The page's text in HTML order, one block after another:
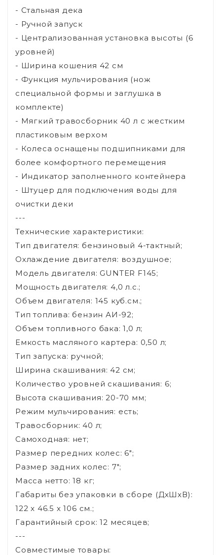
- Стальная дека
- Ручной запуск
- Централизованная установка высоты (6
уровней)
- Ширина кошения 42 см
- Функция мульчирования (нож
специальной формы и заглушка в
комплекте)
- Мягкий травосборник 40 л с жестким
пластиковым верхом
- Колеса оснащены подшипниками для
более комфортного перемещения
- Индикатор заполненного контейнера
- Штуцер для подключения воды для
очистки деки
---
Технические характеристики:
Тип двигателя: бензиновый 4-тактный;
Охлаждение двигателя: воздушное;
Модель двигателя: GUNTER F145;
Мощность двигателя: 4,0 л.с.;
Объем двигателя: 145 куб.см.;
Тип топлива: бензин АИ-92;
Объем топливного бака: 1,0 л;
Емкость масляного картера: 0,50 л;
Тип запуска: ручной;
Ширина скашивания: 42 см;
Количество уровней скашивания: 6;
Высота скашивания: 20-70 мм;
Режим мульчирования: есть;
Травосборник: 40 л;
Самоходная: нет;
Размер передних колес: 6";
Размер задних колес: 7";
Масса нетто: 18 кг;
Габариты без упаковки в сборе (ДхШхВ):
122 x 46.5 x 106 см.;
Гарантийный срок: 12 месяцев;
---
Совместимые товары: